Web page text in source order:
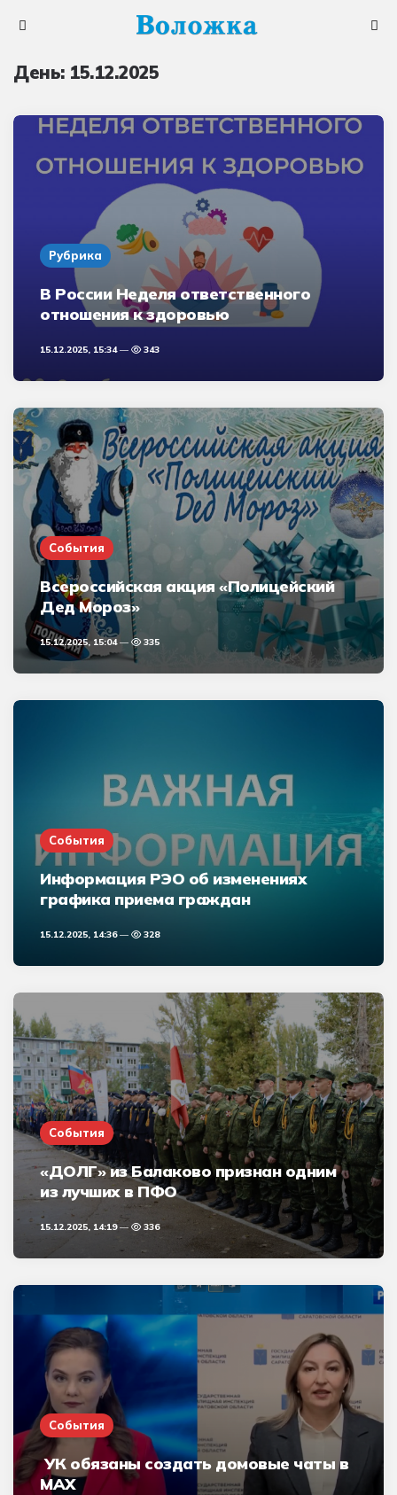
День: 15.12.2025
Рубрика
В России Неделя ответственного
отношения к здоровью
15.12.2025, 15:34 343
События
Всероссийская акция «Полицейский
Дед Мороз»
15.12.2025, 15:04 335
События
Информация РЭО об изменениях
графика приема граждан
15.12.2025, 14:36 328
События
«ДОЛГ» из Балаково признан одним
из лучших в ПФО
15.12.2025, 14:19 336
События
УК обязаны создать домовые чаты в
MAX